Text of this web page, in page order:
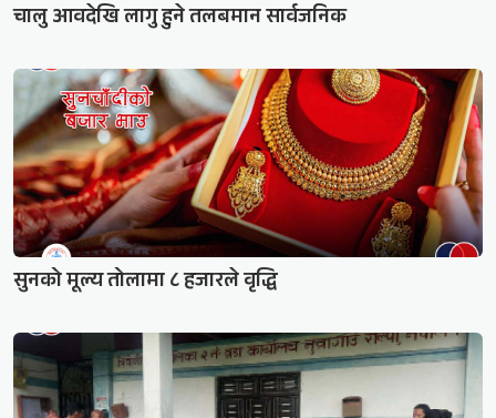
चालु आवदेखि लागु हुने तलबमान सार्वजनिक
सुनको मूल्य तोलामा ८ हजारले वृद्धि